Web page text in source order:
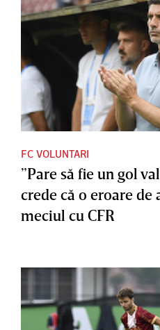
FC VOLUNTARI
”Pare să fie un gol
crede că o eroare
meciul cu CFR